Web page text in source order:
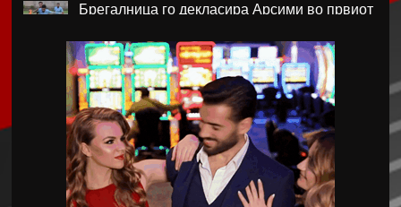
Брегалница го декласира Арсими во првиот
Катерина Ацевска светска вицешампионка
во џиу-џицу
Дарко Чурлинов го впиша првенецот за
Погон Шчечин
Фенер ќе го предизвика Монако за потписот